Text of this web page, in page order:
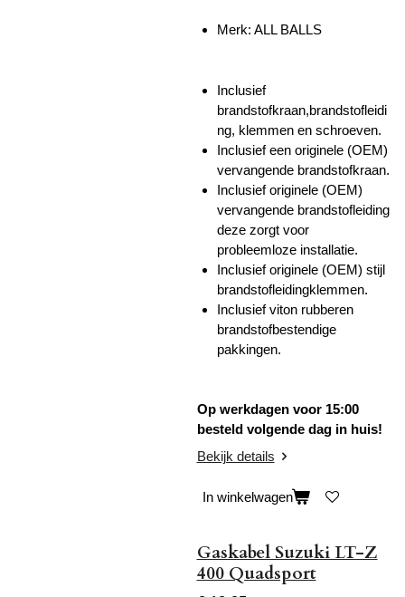
Merk: ALL BALLS
Inclusief
brandstofkraan,brandstofleidi
ng, klemmen en schroeven.
Inclusief een originele (OEM)
vervangende brandstofkraan.
Inclusief originele (OEM)
vervangende brandstofleiding
deze zorgt voor
probleemloze installatie.
Inclusief originele (OEM) stijl
brandstofleidingklemmen.
Inclusief viton rubberen
brandstofbestendige
pakkingen.
Op werkdagen voor 15:00
besteld volgende dag in huis!
Bekijk details
In winkelwagen
Gaskabel Suzuki LT-Z
400 Quadsport